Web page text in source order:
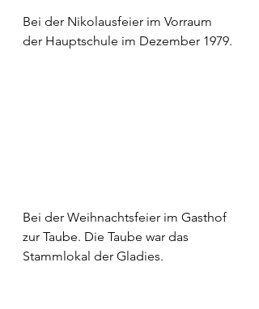
Bei der Nikolausfeier im Vorraum
der Hauptschule im Dezember 1979.
Bei der Weihnachtsfeier im Gasthof
zur Taube. Die Taube war das
Stammlokal der Gladies.